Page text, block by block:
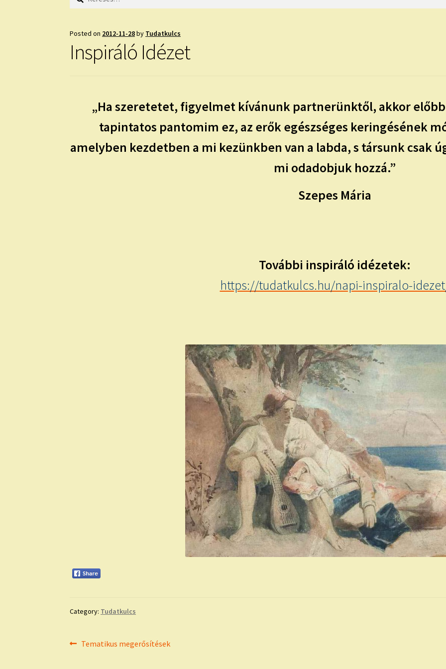
Posted on 2012-11-28by Tudatkulcs
Inspiráló Idézet
„Ha szeretetet, figyelmet kívánunk partnerünktől, akkor
tapintatos pantomim ez, az erők egészséges keringésének
amelyben kezdetben a mi kezünkben van a labda, s társunk csak
mi odadobjuk hozzá.”
Szepes Mária
További inspiráló idézetek:
https://tudatkulcs.hu/napi-inspiralo-
Category: Tudatkulcs
Bejegyzés
Previous
Tematikus megerősítések